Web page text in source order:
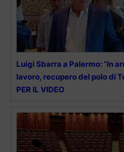
Luigi Sbarra a Palermo: “In
lavoro, recupero del polo di
PER IL VIDEO